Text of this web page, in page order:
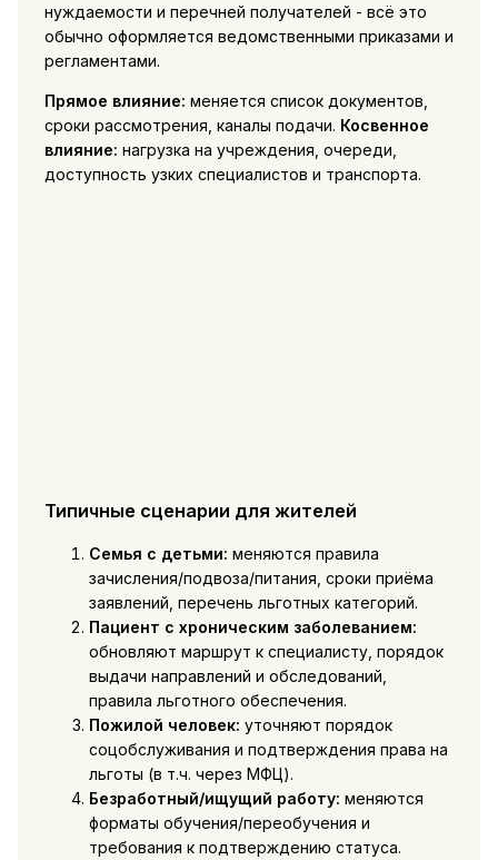
нуждаемости и перечней получателей - всё это
обычно оформляется ведомственными приказами и
регламентами.
Прямое влияние: меняется список документов,
сроки рассмотрения, каналы подачи. Косвенное
влияние: нагрузка на учреждения, очереди,
доступность узких специалистов и транспорта.
Типичные сценарии для жителей
Семья с детьми: меняются правила
зачисления/подвоза/питания, сроки приёма
заявлений, перечень льготных категорий.
Пациент с хроническим заболеванием:
обновляют маршрут к специалисту, порядок
выдачи направлений и обследований,
правила льготного обеспечения.
Пожилой человек: уточняют порядок
соцобслуживания и подтверждения права на
льготы (в т.ч. через МФЦ).
Безработный/ищущий работу: меняются
форматы обучения/переобучения и
требования к подтверждению статуса.